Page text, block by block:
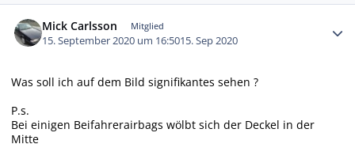
Mick Carlsson Mitglied
15. September 2020 um 16:5015. Sep 2020
Was soll ich auf dem Bild signifikantes sehen ?
P.s.
Bei einigen Beifahrerairbags wölbt sich der Deckel in der
Mitte